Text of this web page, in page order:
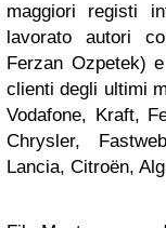
maggiori registi
lavorato autori
Ferzan Ozpetek)
clienti degli ultimi
Vodafone, Kraft,
Chrysler,
Lancia, Citroën,